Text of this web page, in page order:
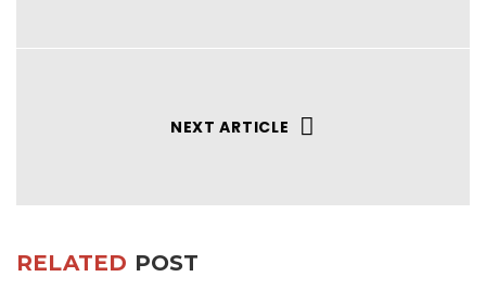
NEXT ARTICLE
RELATED POST